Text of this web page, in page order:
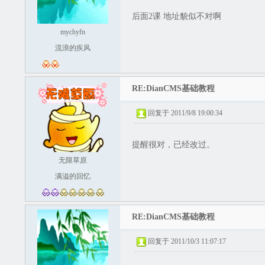
mychyfn
流浪的疾风
后面2课 地址貌似不对啊
无限草原
满溢的回忆
RE:DianCMS基础教程
回复于 2011/9/8 19:00:34
提醒很对，已经改过。
RE:DianCMS基础教程
回复于 2011/10/3 11:07:17